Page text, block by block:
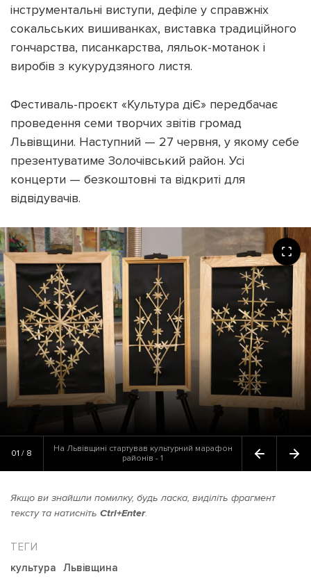
інструментальні виступи, дефіле у справжніх
сокальських вишиванках, виставка традиційного
гончарства, писанкарства, ляльок-мотанок і
виробів з кукурудзяного листя.
Фестиваль-проєкт «Культура діЄ» передбачає
проведення семи творчих звітів громад
Львівщини. Наступний — 27 червня, у якому себе
презентуватиме Золочівський район. Усі
концерти — безкоштовні та відкриті для
відвідувачів.
01 / 8
На Львівщині стартував культурний марафон
районів - 1
Якщо ви знайшли помилку, будь ласка, виділіть фрагмент
тексту та натисніть Ctrl+Enter.
культура Львівщина